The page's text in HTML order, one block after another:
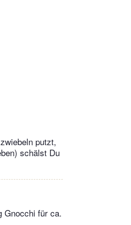
putzt,
schälst Du
Gnocchi für ca.